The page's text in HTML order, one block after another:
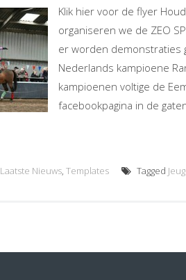
Klik hier voor de flyer
organiseren we de ZEO
er worden demonstraties
Nederlands kampioene
kampioenen voltige de
facebookpagina in de
Laatste Nieuws Templates Tagged